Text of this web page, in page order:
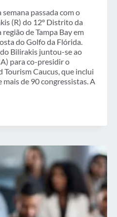
passada com o
(R) do 12º Distrito da
de Tampa Bay em
do Golfo da Flórida.
Bilirakis juntou-se ao
para co-presidir o
Tourism Caucus, que inclui
de 90 congressistas. A